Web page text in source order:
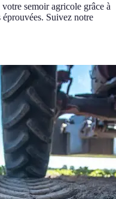
semoir agricole grâce à
éprouvées. Suivez notre